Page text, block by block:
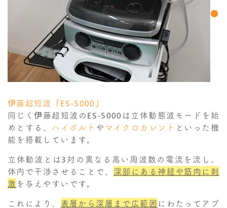
●
伊藤超短波『ES-5000』
同じく伊藤超短波のES-5000は立体動態波モードを始
めとする、 ハイボルト や マイクロカレント といった機
能を搭載しています。
立体動波とは3対の異なる高い周波数の電流を流し、
体内で干渉させることで、 深部にある神経や筋肉に刺
激 を与えやすいです。
これにより、 表層から深層まで広範囲 にわたってアプ